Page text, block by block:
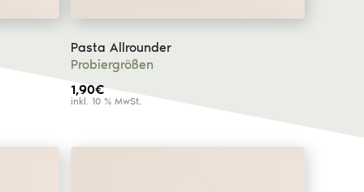
Pasta Allrounder
Probiergrößen
1,90€
inkl. 10 % MwSt.